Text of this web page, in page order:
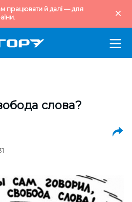
працювати й далі — для
слова?